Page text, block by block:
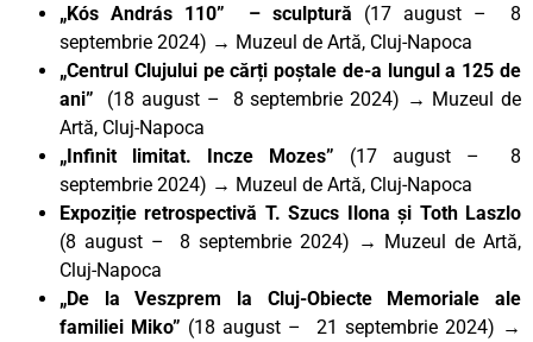
„Kós András 110”
– sculptură (17 august – 8
septembrie 2024) → Muzeul de Artă, Cluj-Napoca
„Centrul Clujului pe cărți poștale de-a lungul a 125 de
ani” (18 august – 8 septembrie 2024) → Muzeul de
Artă, Cluj-Napoca
„Infinit limitat. Incze Mozes” (17 august – 8
septembrie 2024) → Muzeul de Artă, Cluj-Napoca
Expoziție retrospectivă T. Szucs Ilona și Toth Laszlo
(8 august – 8 septembrie 2024) → Muzeul de Artă,
Cluj-Napoca
„De la Veszprem la Cluj-Obiecte Memoriale ale
familiei Miko” (18 august – 21 septembrie 2024) →